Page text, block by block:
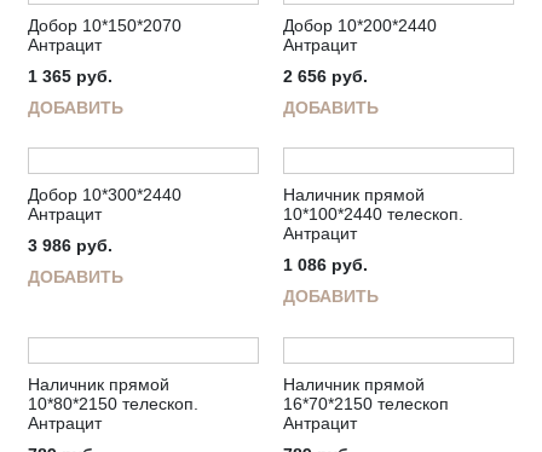
Добор 10*150*2070
Антрацит
1 365 руб.
ДОБАВИТЬ
Добор 10*200*2440
Антрацит
2 656 руб.
ДОБАВИТЬ
Добор 10*300*2440
Антрацит
3 986 руб.
ДОБАВИТЬ
Наличник прямой
10*100*2440 телескоп.
Антрацит
1 086 руб.
ДОБАВИТЬ
Наличник прямой
10*80*2150 телескоп.
Антрацит
Наличник прямой
16*70*2150 телескоп
Антрацит